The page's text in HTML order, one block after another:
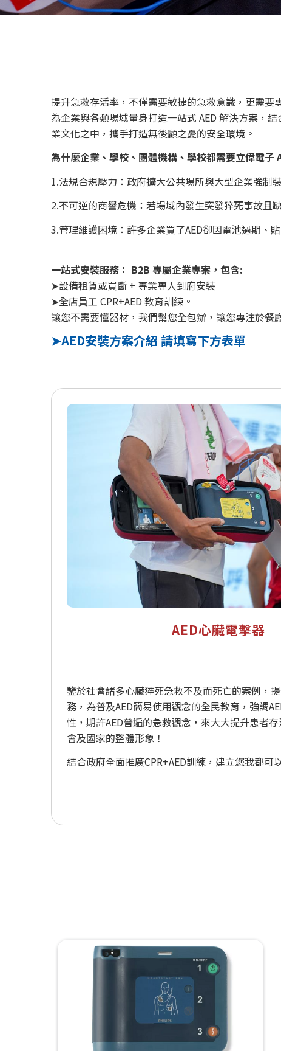
提升急救存活率，不僅需要敏捷的急救意識，更需
為企業與各類場域量身打造一站式 AED 解決方案，
業文化之中，攜手打造無後顧之憂的安全環境。
為什麼企業、學校、團體機構、學校都需要立偉電子
1.法規合規壓力：政府擴大公共場所與大型企業強制
2.不可逆的商譽危機：若場域內發生突發猝死事故且
3.管理維護困境：許多企業買了AED卻因電池過期、
一站式安裝服務： B2B 專屬企業專案，包含:
➤設備租賃或買斷 + 專業專人到府安裝
➤全店員工 CPR+AED 教育訓練。
讓您不需要懂器材，我們幫您全包辦，讓您專注於餐
➤AED安裝方案介紹 請填寫下方表單
AED心臟電擊器
鑒於社會諸多心臟猝死急救不及而死亡的案例，
務，為普及AED簡易使用觀念的全民教育，強調
性，期許AED普遍的急救觀念，來大大提升患者
會及國家的整體形象！
結合政府全面推廣CPR+AED訓練，建立您我都可